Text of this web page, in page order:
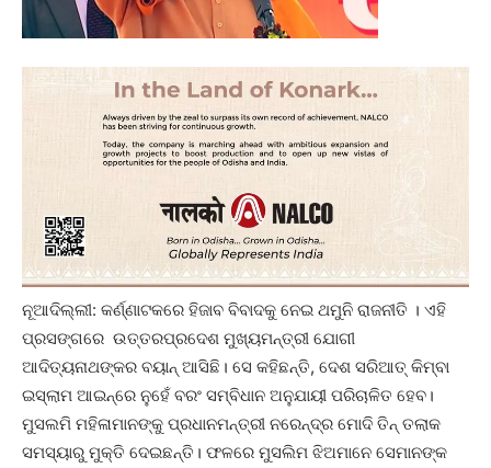
ନୂଆଦିଲ୍ଲୀ: କର୍ଣ୍ଣାଟକରେ ହିଜାବ ବିବାଦକୁ ନେଇ ଥମୁନି ରାଜନୀତି । ଏହି
ପ୍ରସଙ୍ଗରେ ଉତ୍ତରପ୍ରଦେଶ ମୁଖ୍ୟମନ୍ତ୍ରୀ ଯୋଗୀ
ଆଦିତ୍ୟନାଥଙ୍କର ବୟାନ୍ ଆସିଛି। ସେ କହିଛନ୍ତି, ଦେଶ ସରିଆତ୍‌ କିମ୍ବା
ଇସ୍‌ଲାମ ଆଇନ୍‌ରେ ନୁହେଁ ବରଂ ସମ୍ବିଧାନ ଅନୁଯାୟୀ ପରିଚାଳିତ ହେବ।
ମୁସଲମି ମହିଳାମାନଙ୍କୁ ପ୍ରଧାନମନ୍ତ୍ରୀ ନରେନ୍ଦ୍ର ମୋଦି ତିନ୍‌ ତଲାକ
ସମସ୍ୟାରୁ ମୁକ୍ତି ଦେଇଛନ୍ତି। ଫଳରେ ମୁସଲିମ ଝିଅମାନେ ସେମାନଙ୍କ